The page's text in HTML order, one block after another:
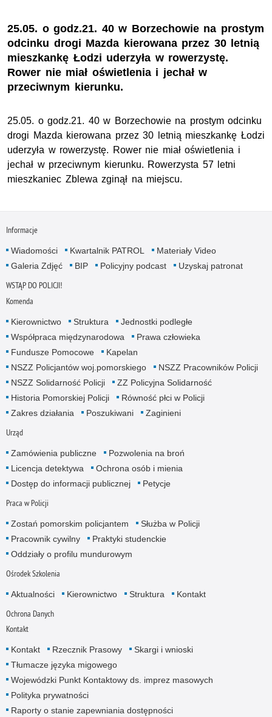
25.05. o godz.21. 40 w Borzechowie na prostym
odcinku drogi Mazda kierowana przez 30 letnią
mieszkankę Łodzi uderzyła w rowerzystę.
Rower nie miał oświetlenia i jechał w
przeciwnym kierunku.
25.05. o godz.21. 40 w Borzechowie na prostym odcinku
drogi Mazda kierowana przez 30 letnią mieszkankę Łodzi
uderzyła w rowerzystę. Rower nie miał oświetlenia i
jechał w przeciwnym kierunku. Rowerzysta 57 letni
mieszkaniec Zblewa zginął na miejscu.
Informacje
Wiadomości Kwartalnik PATROL
Materiały Video
Galeria Zdjęć
BIP Policyjny podcast Uzyskaj patronat
WSTĄP DO POLICJI!
Komenda
Kierownictwo Struktura
Jednostki podległe
Współpraca międzynarodowa
Prawa człowieka
Fundusze Pomocowe
Kapelan
NSZZ Policjantów woj.pomorskiego
NSZZ Pracowników Policji
NSZZ Solidarność Policji
ZZ Policyjna Solidarność
Historia Pomorskiej Policji
Równość płci w Policji
Zakres działania
Poszukiwani Zaginieni
Urząd
Zamówienia publiczne
Pozwolenia na broń
Licencja detektywa
Ochrona osób i mienia
Dostęp do informacji publicznej
Petycje
Praca w Policji
Zostań pomorskim policjantem
Służba w Policji
Pracownik cywilny
Praktyki studenckie
Oddziały o profilu mundurowym
Ośrodek Szkolenia
Aktualności Kierownictwo Struktura Kontakt
Ochrona Danych
Kontakt
Kontakt Rzecznik Prasowy
Skargi i wnioski
Tłumacze języka migowego
Wojewódzki Punkt Kontaktowy ds. imprez masowych
Polityka prywatności
Raporty o stanie zapewniania dostępności